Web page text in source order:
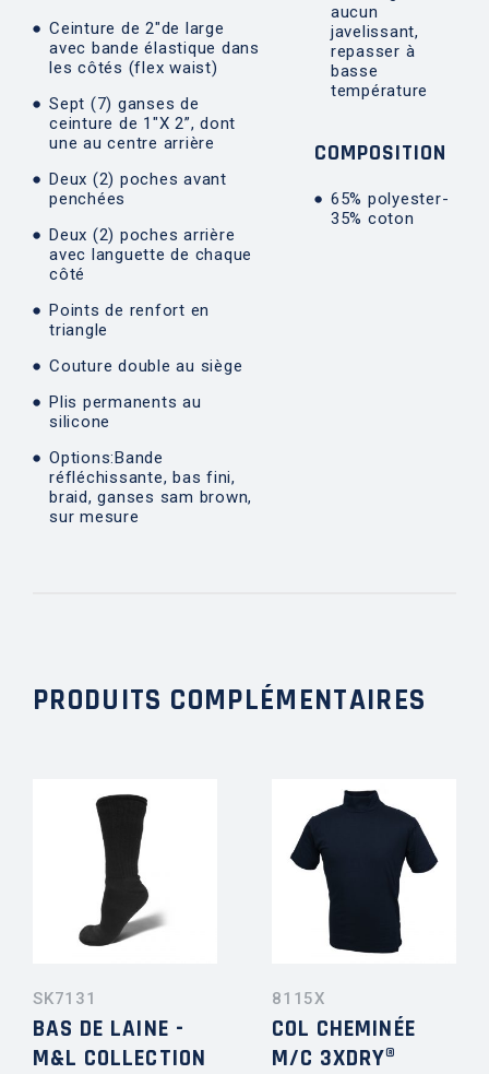
Ceinture de 2″de large
avec bande élastique dans
les côtés (flex waist)
Sept (7) ganses de
ceinture de 1″X 2”, dont
une au centre arrière
Deux (2) poches avant
penchées
Deux (2) poches arrière
avec languette de chaque
côté
Points de renfort en
triangle
Couture double au siège
Plis permanents au
silicone
Options:Bande
réfléchissante, bas fini,
braid, ganses sam brown,
sur mesure
aucun
javelissant,
repasser à
basse
température
COMPOSITION
65% polyester-
35% coton
PRODUITS COMPLÉMENTAIRES
SK7131
BAS DE LAINE -
M&L COLLECTION
8115X
COL CHEMINÉE
M/C 3XDRY®